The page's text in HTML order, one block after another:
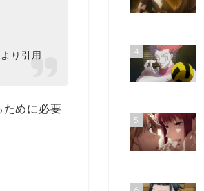
り引用
ために必要
4
5